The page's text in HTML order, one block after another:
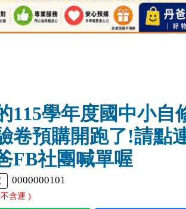
115學年度國中小自
卷預購開跑了!請點
FB社團喊單喔
0000000101
含運 )